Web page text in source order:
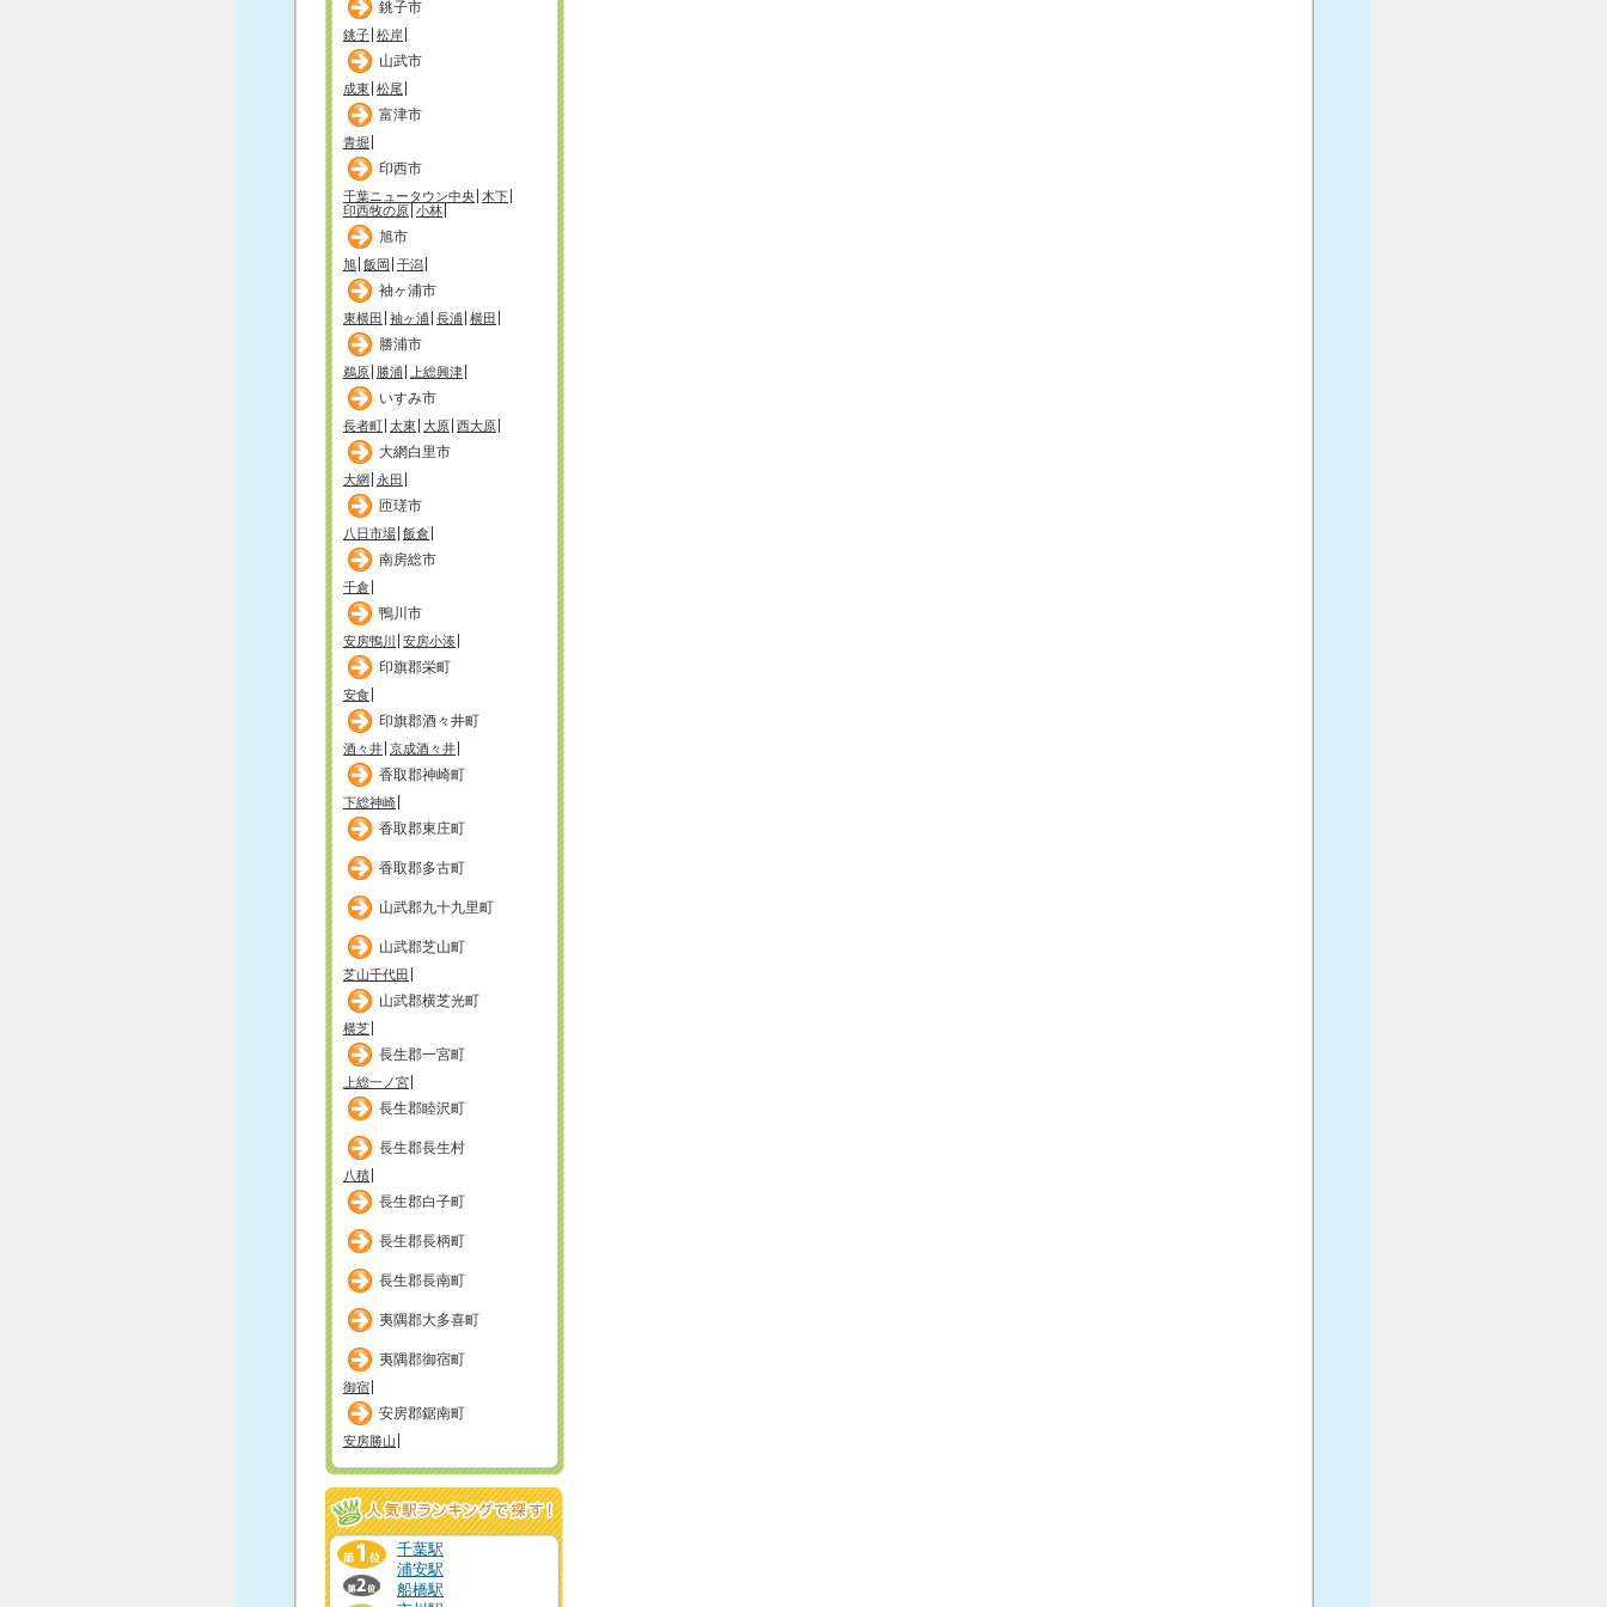
銚子市
銚子 松岸
山武市
成東 松尾
富津市
青堀
印西市
千葉ニュータウン中央 木下
印西牧の原 小林
旭市
旭 飯岡 干潟
袖ヶ浦市
東横田 袖ヶ浦 長浦 横田
勝浦市
鵜原 勝浦 上総興津
いすみ市
長者町 太東 大原 西大原
大網白里市
大網 永田
匝瑳市
八日市場 飯倉
南房総市
千倉
鴨川市
安房鴨川 安房小湊
印旗郡栄町
安食
印旗郡酒々井町
酒々井 京成酒々井
香取郡神崎町
下総神崎
香取郡東庄町
香取郡多古町
山武郡九十九里町
山武郡芝山町
芝山千代田
山武郡横芝光町
横芝
長生郡一宮町
上総一ノ宮
長生郡睦沢町
長生郡長生村
八積
長生郡白子町
長生郡長柄町
長生郡長南町
夷隅郡大多喜町
夷隅郡御宿町
御宿
安房郡鋸南町
安房勝山
千葉駅
浦安駅
船橋駅